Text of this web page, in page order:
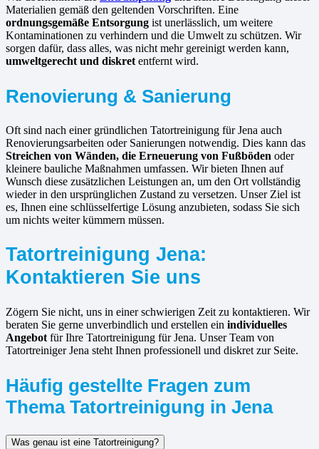
Materialien gemäß den geltenden Vorschriften. Eine
ordnungsgemäße Entsorgung ist unerlässlich, um weitere
Kontaminationen zu verhindern und die Umwelt zu schützen. Wir
sorgen dafür, dass alles, was nicht mehr gereinigt werden kann,
umweltgerecht und diskret entfernt wird.
Renovierung & Sanierung
Oft sind nach einer gründlichen Tatortreinigung für Jena auch
Renovierungsarbeiten oder Sanierungen notwendig. Dies kann das
Streichen von Wänden, die Erneuerung von Fußböden oder
kleinere bauliche Maßnahmen umfassen. Wir bieten Ihnen auf
Wunsch diese zusätzlichen Leistungen an, um den Ort vollständig
wieder in den ursprünglichen Zustand zu versetzen. Unser Ziel ist
es, Ihnen eine schlüsselfertige Lösung anzubieten, sodass Sie sich
um nichts weiter kümmern müssen.
Tatortreinigung Jena:
Kontaktieren Sie uns
Zögern Sie nicht, uns in einer schwierigen Zeit zu kontaktieren. Wir
beraten Sie gerne unverbindlich und erstellen ein individuelles
Angebot für Ihre Tatortreinigung für Jena. Unser Team von
Tatortreiniger Jena steht Ihnen professionell und diskret zur Seite.
Häufig gestellte Fragen zum
Thema Tatortreinigung in Jena
Was genau ist eine Tatortreinigung?